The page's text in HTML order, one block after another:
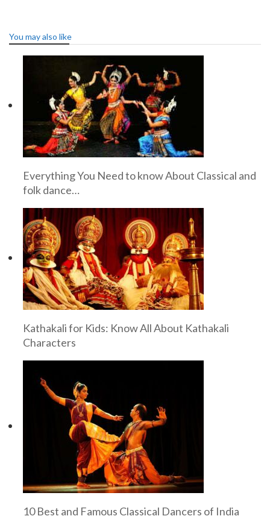
You may also like
Everything You Need to know About Classical and
folk dance…
Kathakali for Kids: Know All About Kathakali
Characters
10 Best and Famous Classical Dancers of India